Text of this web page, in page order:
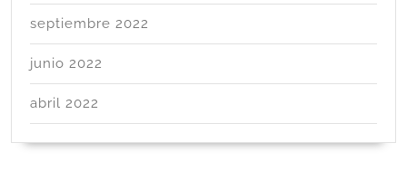
septiembre 2022
junio 2022
abril 2022